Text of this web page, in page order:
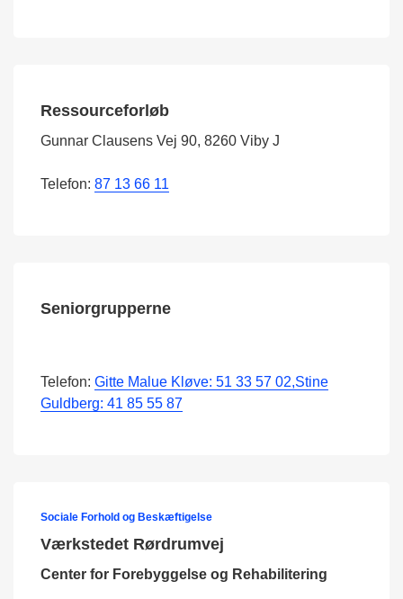
Ressourceforløb
Gunnar Clausens Vej 90, 8260 Viby J
Telefon: 87 13 66 11
Seniorgrupperne
Telefon: Gitte Malue Kløve: 51 33 57 02,Stine
Guldberg: 41 85 55 87
Sociale Forhold og Beskæftigelse
Værkstedet Rørdrumvej
Center for Forebyggelse og Rehabilitering